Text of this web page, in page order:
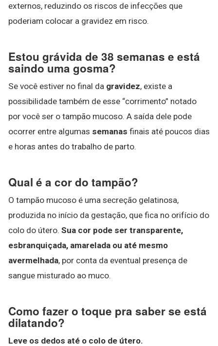
externos, reduzindo os riscos de infecções que
poderiam colocar a gravidez em risco.
Estou grávida de 38 semanas e está
saindo uma gosma?
Se você estiver no final da gravidez, existe a
possibilidade também de esse “corrimento” notado
por você ser o tampão mucoso. A saída dele pode
ocorrer entre algumas semanas finais até poucos dias
e horas antes do trabalho de parto.
Qual é a cor do tampão?
O tampão mucoso é uma secreção gelatinosa,
produzida no início da gestação, que fica no orifício do
colo do útero. Sua cor pode ser transparente,
esbranquiçada, amarelada ou até mesmo
avermelhada, por conta da eventual presença de
sangue misturado ao muco.
Como fazer o toque pra saber se está
dilatando?
Leve os dedos até o colo de útero.